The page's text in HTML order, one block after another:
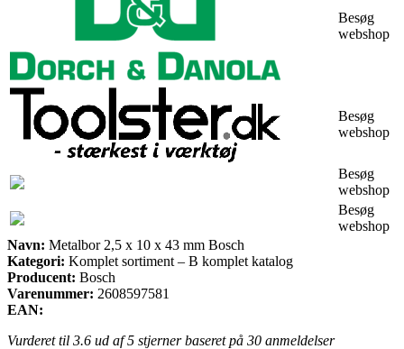
Besøg
webshop
Besøg
webshop
Besøg
webshop
Besøg
webshop
Navn: Metalbor 2,5 x 10 x 43 mm Bosch
Kategori: Komplet sortiment – B komplet katalog
Producent: Bosch
Varenummer: 2608597581
EAN:
Vurderet til 3.6 ud af 5 stjerner baseret på 30 anmeldelser